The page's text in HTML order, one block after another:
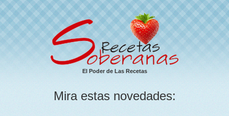
El Poder de Las Recetas
Mira estas novedades: